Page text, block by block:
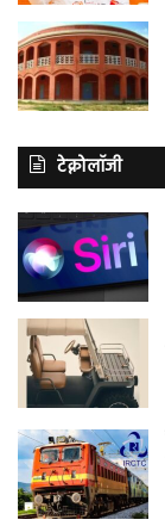
टेक्नोलॉजी